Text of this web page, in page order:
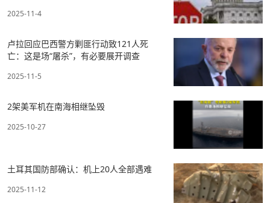
2025-11-4
卢拉回应巴西警方剿匪行动致121人死
亡：这是场“屠杀”，有必要展开调查
2025-11-5
2架美军机在南海相继坠毁
2025-10-27
土耳其国防部确认：机上20人全部遇难
2025-11-12